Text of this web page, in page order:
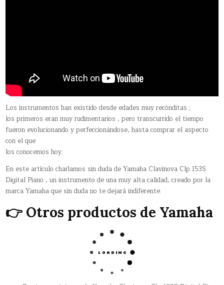
Los instrumentos han existido desde edades muy recónditas ;
los primeros eran muy rudimentarios , pero transcurrido el tiempo
fueron evolucionando y perfeccionándose, hasta comprar el aspecto
con el que
los conocemos hoy.
En este artículo charlamos sin duda de Yamaha Clavinova Clp 153S
Digital Piano , un instrumento de una muy alta calidad, creado por la
marca Yamaha que sin duda no te dejará indiferente.
👉 Otros productos de Yamaha